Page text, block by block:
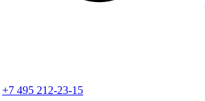
+7 495 212-23-15